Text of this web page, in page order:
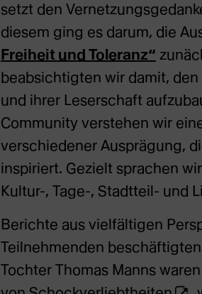
setzt den
diesem ging es darum, die
Freiheit und Toleranz“
beabsichtigten wir damit,
und ihrer Leserschaft
Community verstehen wir
verschiedener Ausprägung,
inspiriert. Gezielt sprachen
Kultur-, Tage-, Stadtteil- und
Berichte aus vielfältigen
Teilnehmenden
Tochter Thomas Manns